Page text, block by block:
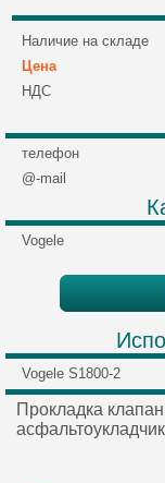
Наличие на складе
Цена
НДС
телефон
@-mail
Vogele
Vogele S1800-2
Прокладка